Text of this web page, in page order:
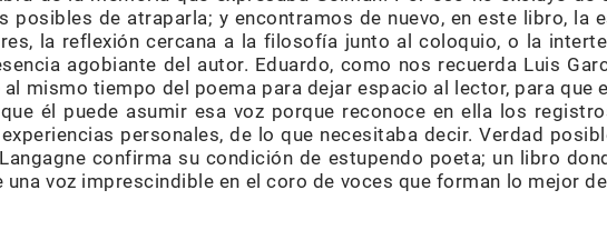
posibles de atraparla; y encontramos de nuevo, en este libro, la
la reflexión cercana a la filosofía junto al coloquio, o la
agobiante del autor. Eduardo, como nos recuerda Luis
mismo tiempo del poema para dejar espacio al lector, para que
él puede asumir esa voz porque reconoce en ella los
personales, de lo que necesitaba decir. Verdad
confirma su condición de estupendo poeta; un libro
voz imprescindible en el coro de voces que forman lo mejor